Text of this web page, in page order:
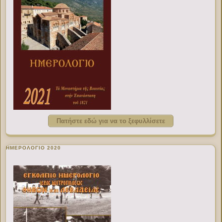
Πατήστε εδώ για να το ξεφυλλίσετε
ΗΜΕΡΟΛΟΓΙΟ 2020